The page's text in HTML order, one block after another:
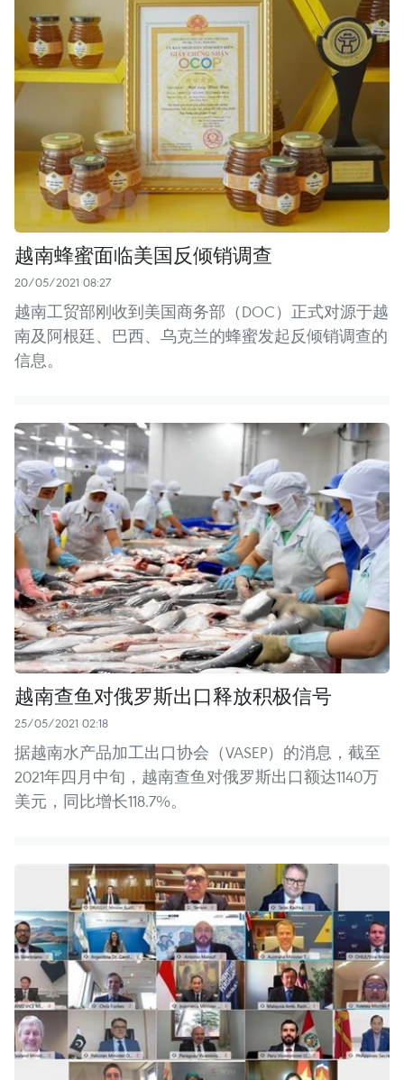
越南蜂蜜面临美国反倾销调查
20/05/2021 08:27
越南工贸部刚收到美国商务部（DOC）正式对源于越
南及阿根廷、巴西、乌克兰的蜂蜜发起反倾销调查的
信息。
越南查鱼对俄罗斯出口释放积极信号
25/05/2021 02:18
据越南水产品加工出口协会（VASEP）的消息，截至
2021年四月中旬，越南查鱼对俄罗斯出口额达1140万
美元，同比增长118.7%。